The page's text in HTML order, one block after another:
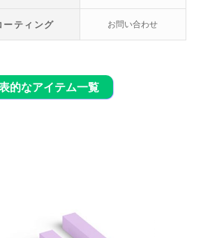
ーティング お問い合わせ
的なアイテム一覧